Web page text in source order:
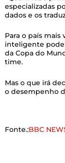
especializadas
dados e os
Para o país
inteligente pode
da Copa do
time.
Mas o que irá
o desempenho
Fonte.:BBC